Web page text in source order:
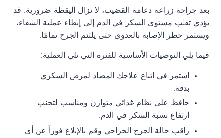
بعد جراحة زراعة دعامة القضيب، لا تزال اليقظة ضرورية. قد
يؤدي تقلب مستوى السكر في الدم إلى إبطاء عملية الشفاء،
ويستمر خطر الإصابة بالعدوى حتى يلتئم الجرح تمامًا.
فيما يلي التوصيات الأساسية للفترة التي تلي العملية:
استمر في اتباع علاجك المضاد لمرض السكري
بدقة.
حافظ على نظام غذائي متوازن ومناسب لتجنب
ارتفاع نسبة السكر في الدم.
راقب حالة الجرح الجراحي وقم بالإبلاغ فوراً عن أي